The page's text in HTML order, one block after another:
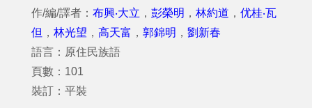
作/編/譯者： 布興‧大立 ， 彭榮明 ， 林約道 ， 优桂‧瓦
但 ， 林光望 ， 高天富 ， 郭錦明 ， 劉新春
語言：原住民族語
頁數：101
裝訂：平裝